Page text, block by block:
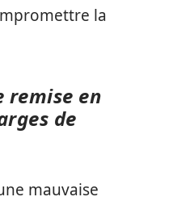
la
remise en
de
mauvaise